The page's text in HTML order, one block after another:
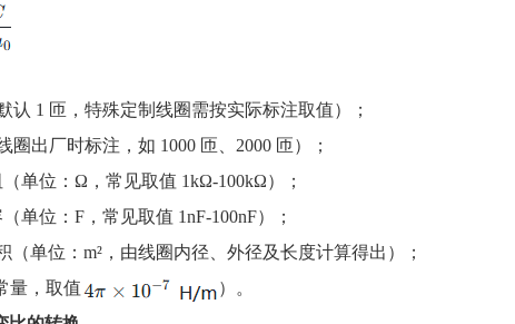
认 1 匝，特殊定制线圈需按实际标注取值）；
圈出厂时标注，如 1000 匝、2000 匝）；
（单位：Ω，常见取值 1kΩ-100kΩ）；
单位：F，常见取值 1nF-100nF）；
（单位：m²，由线圈内径、外径及长度计算得出）；
量，取值
）。